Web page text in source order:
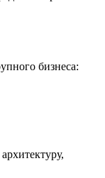
бизнеса: